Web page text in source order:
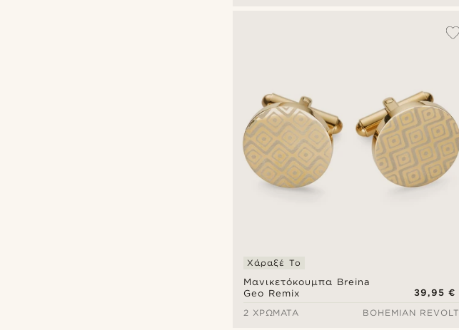
Μανικετόκουμπα Breina
Geo Remix
Χάραξέ Το
39,95 €
2 ΧΡΏΜΑΤΑ
BOHEMIAN REVOLT